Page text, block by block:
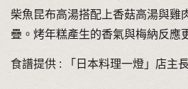
柴魚昆布高湯搭配上香菇高湯與雞
疊。烤年糕產生的香氣與梅納反應
食譜提供 : 「日本料理一燈」店主